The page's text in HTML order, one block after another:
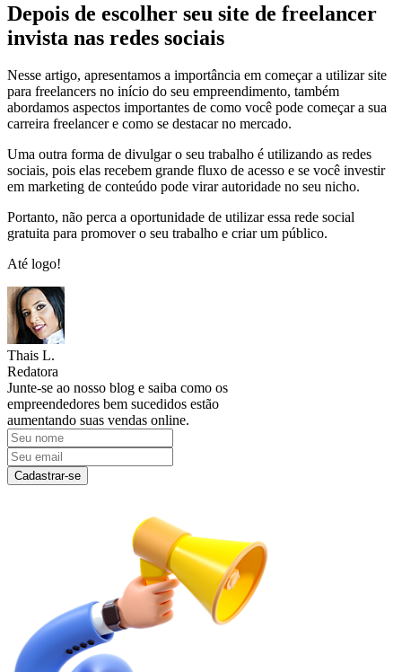
Depois de escolher seu site de freelancer
invista nas redes sociais
Nesse artigo, apresentamos a importância em começar a utilizar site
para freelancers no início do seu empreendimento, também
abordamos aspectos importantes de como você pode começar a sua
carreira freelancer e como se destacar no mercado.
Uma outra forma de divulgar o seu trabalho é utilizando as redes
sociais, pois elas recebem grande fluxo de acesso e se você investir
em marketing de conteúdo pode virar autoridade no seu nicho.
Portanto, não perca a oportunidade de utilizar essa rede social
gratuita para promover o seu trabalho e criar um público.
Até logo!
Thais L.
Redatora
Junte-se ao nosso blog e saiba como os
empreendedores bem sucedidos estão
aumentando suas vendas online.
Cadastrar-se